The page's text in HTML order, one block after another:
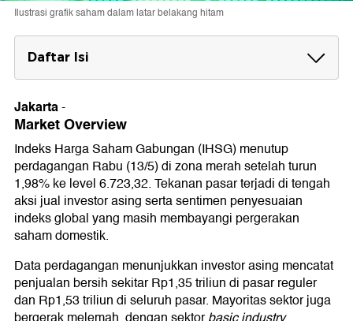
Ilustrasi grafik saham dalam latar belakang hitam
Daftar Isi
Market Overview
Berita Emiten
Garuda Indonesia (Persero) Tbk (GIAA)
Rukun Raharja Tbk (RAJA)
Rekomendasi Saham Hari Ini
Jakarta-
Market Overview
Indeks Harga Saham Gabungan (IHSG) menutup
perdagangan Rabu (13/5) di zona merah setelah turun
1,98% ke level 6.723,32. Tekanan pasar terjadi di tengah
aksi jual investor asing serta sentimen penyesuaian
indeks global yang masih membayangi pergerakan
saham domestik.
Data perdagangan menunjukkan investor asing mencatat
penjualan bersih sekitar Rp1,35 triliun di pasar reguler
dan Rp1,53 triliun di seluruh pasar. Mayoritas sektor juga